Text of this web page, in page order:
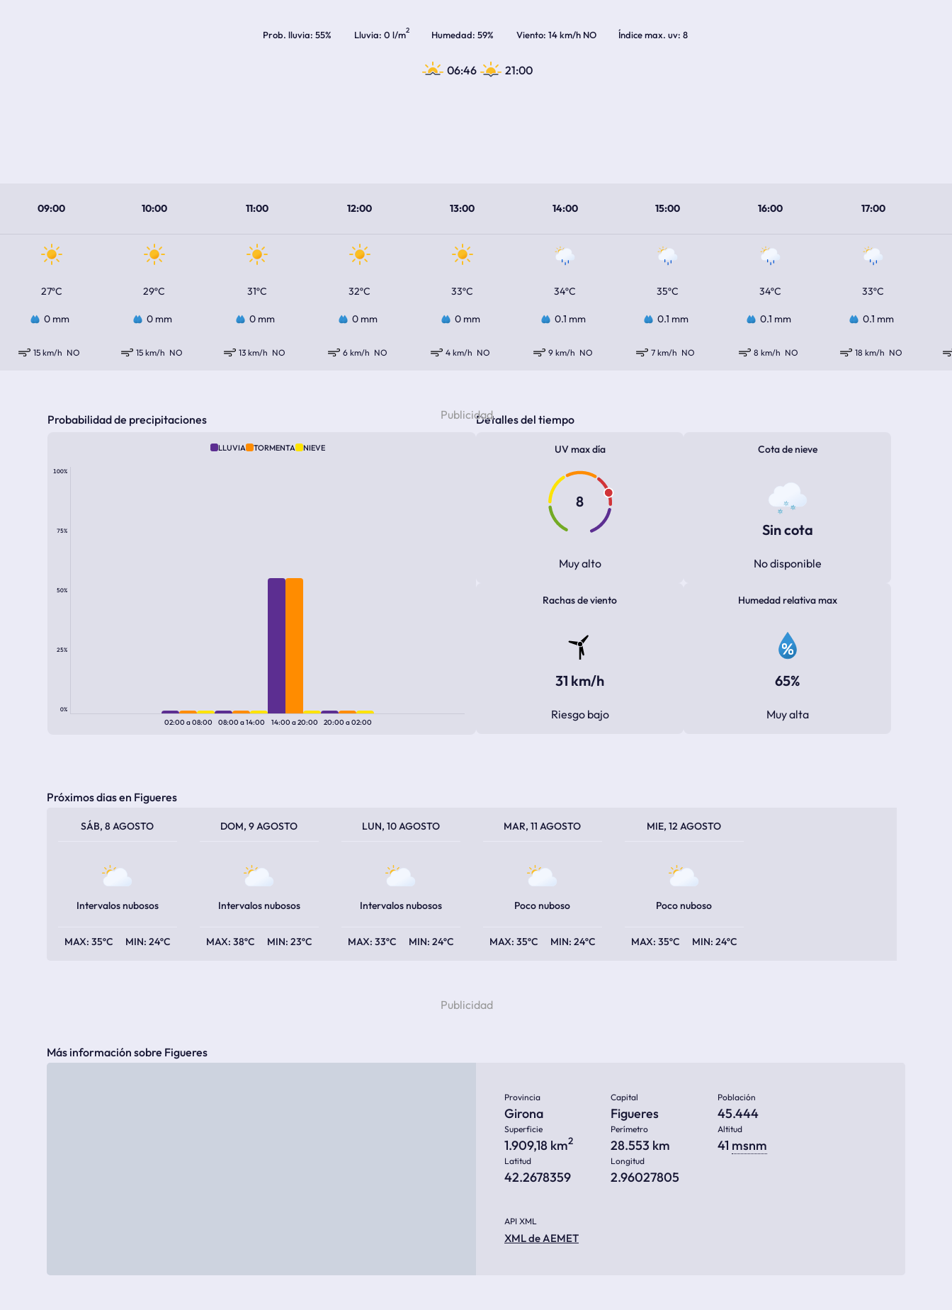
Prob. lluvia 55% Lluvia 0 l/m2 Humedad 59% Viento 14 km/h NO Índice max. uv 8
06:46 21:00
09:00 10:00 11:00 12:00 13:00 14:00 15:00 16:00 17:00
27ºC 29ºC 31ºC 32ºC 33ºC 34ºC 35ºC 34ºC 33ºC
0 mm 0 mm 0 mm 0 mm 0 mm 0.1 mm 0.1 mm 0.1 mm 0.1 mm
15 km/h NO 15 km/h NO 13 km/h NO 6 km/h NO 4 km/h NO 9 km/h NO 7 km/h NO 8 km/h NO 18 km/h NO
Probabilidad de precipitaciones
LLUVIA TORMENTA NIEVE
100%
75%
50%
25%
0%
02:00a08:00 08:00a14:00 14:00a20:00 20:00a02:00
Detalles del tiempo
UV max día
8
Muy alto
Cota de nieve
Sin cota
No disponible
Rachas de viento
31 km/h
Riesgo bajo
Humedad relativa max
65%
Muy alta
Próximos dias en Figueres
SÁB, 8 AGOSTO
Intervalos nubosos
35ºC 24ºC
DOM, 9 AGOSTO
Intervalos nubosos
38ºC 23ºC
LUN, 10 AGOSTO
Intervalos nubosos
33ºC 24ºC
MAR, 11 AGOSTO
Poco nuboso
35ºC 24ºC
MIE, 12 AGOSTO
Poco nuboso
35ºC 24ºC
Más información sobre Figueres
Provincia
Girona
Capital
Figueres
Población
45.444
Superficie
1.909,18 km2
Perímetro
28.553 km
Altitud
41 msnm
Latitud
42.2678359
Longitud
2.96027805
API XML
XML de AEMET